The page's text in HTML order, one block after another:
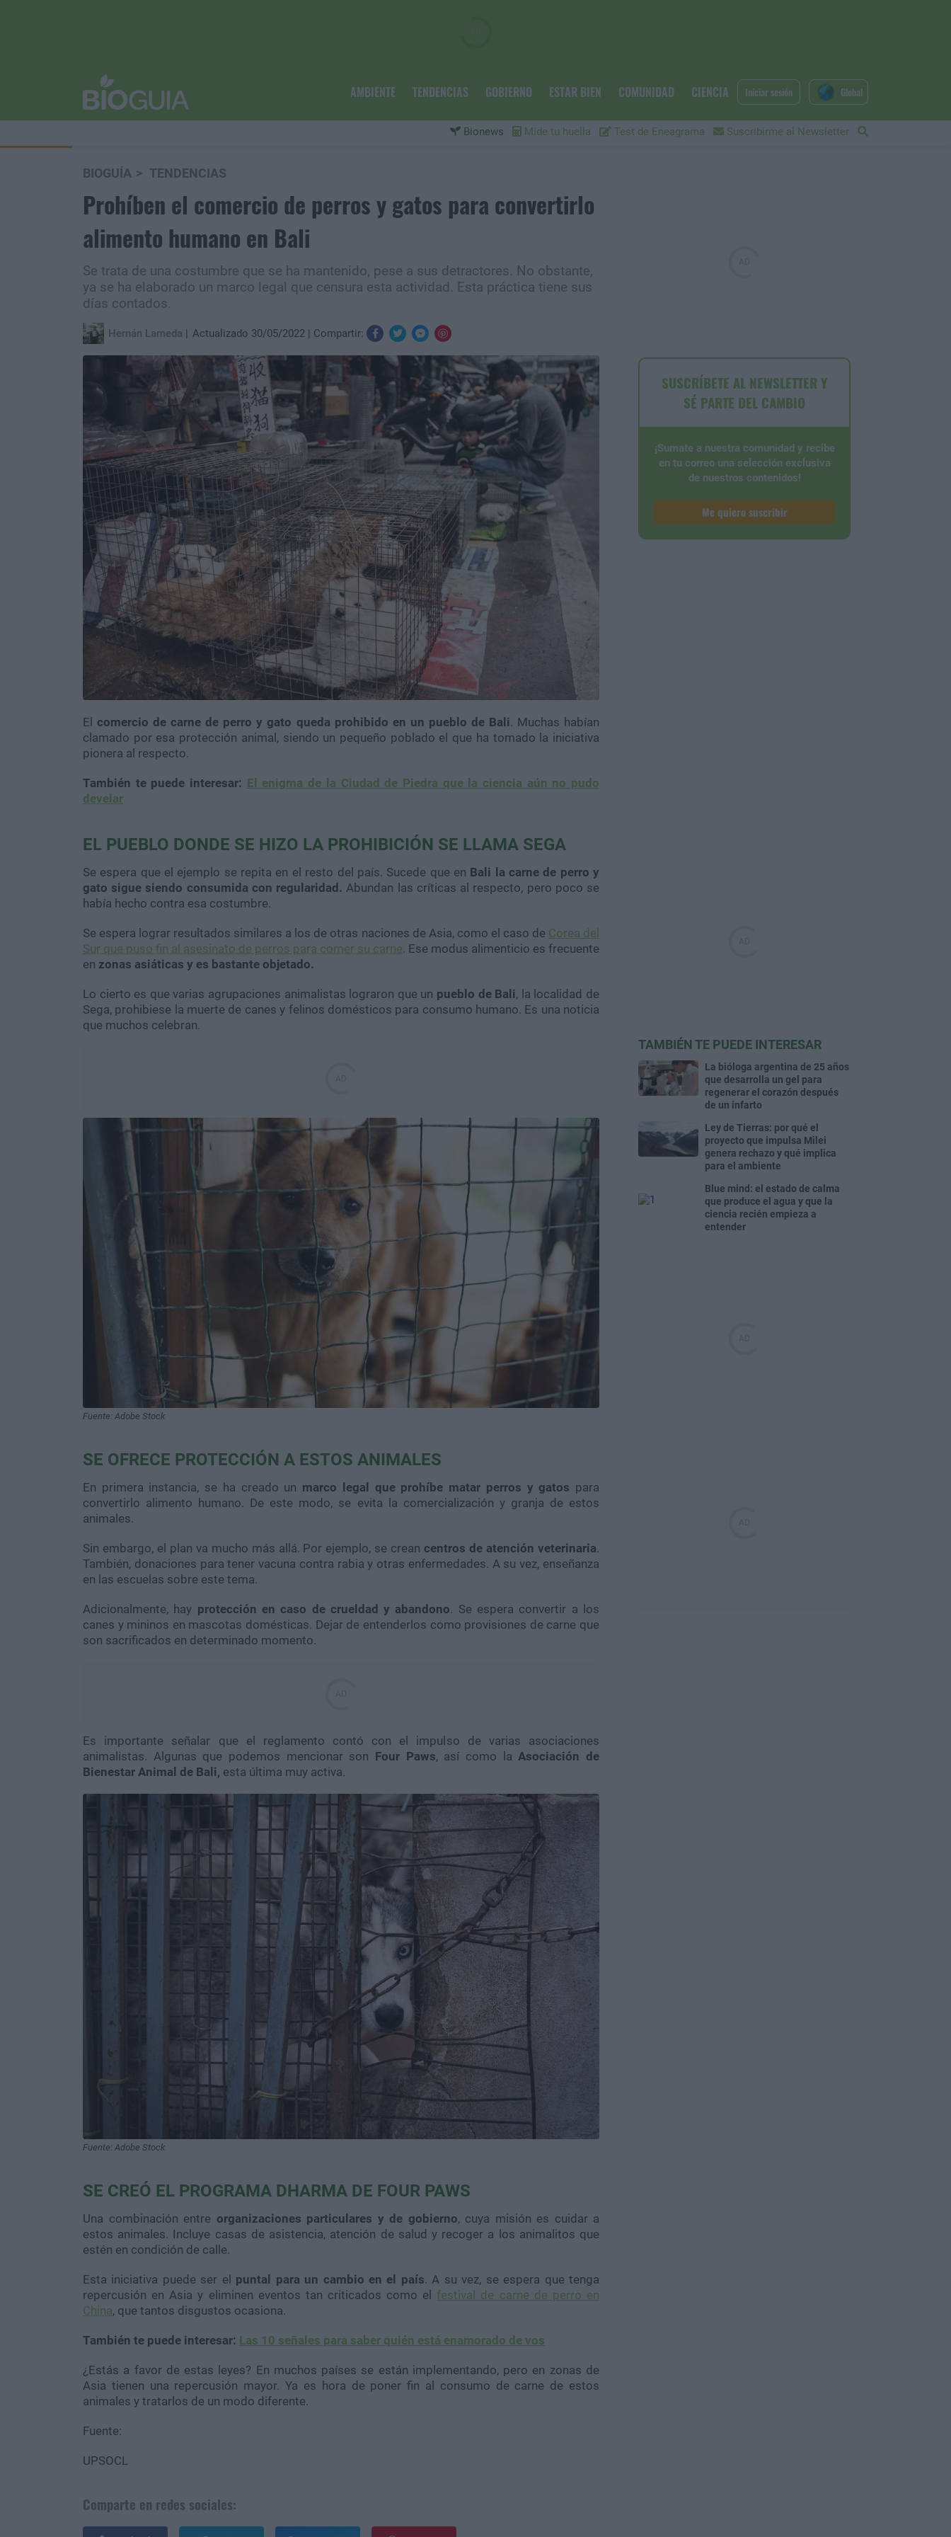
AMBIENTE TENDENCIAS GOBIERNO ESTAR BIEN COMUNIDAD CIENCIA
Bionews Mide tu huella Test de Eneagrama Suscribirme al Newsletter
Iniciar sesión Global
BIOGUÍA TENDENCIAS
Prohíben el comercio de perros y gatos para convertirlo
alimento humano en Bali
Se trata de una costumbre que se ha mantenido, pese a sus detractores. No obstante,
ya se ha elaborado un marco legal que censura esta actividad. Esta práctica tiene sus
días contados.
Hernán Lameda Actualizado 30/05/2022 Compartir:
El comercio de carne de perro y gato queda prohibido en un pueblo de Bali. Muchas habían
clamado por esa protección animal, siendo un pequeño poblado el que ha tomado la iniciativa
pionera al respecto.
También te puede interesar: El enigma de la Ciudad de Piedra que la ciencia aún no pudo
develar
EL PUEBLO DONDE SE HIZO LA PROHIBICIÓN SE LLAMA SEGA
Se espera que el ejemplo se repita en el resto del país. Sucede que en Bali la carne de perro y
gato sigue siendo consumida con regularidad. Abundan las críticas al respecto, pero poco se
había hecho contra esa costumbre.
Se espera lograr resultados similares a los de otras naciones de Asia, como el caso de Corea del
Sur que puso fin al asesinato de perros para comer su carne. Ese modus alimenticio es frecuente
en zonas asiáticas y es bastante objetado.
Lo cierto es que varias agrupaciones animalistas lograron que un pueblo de Bali, la localidad de
Sega, prohibiese la muerte de canes y felinos domésticos para consumo humano. Es una noticia
que muchos celebran.
Fuente: Adobe Stock
SE OFRECE PROTECCIÓN A ESTOS ANIMALES
En primera instancia, se ha creado un marco legal que prohíbe matar perros y gatos para
convertirlo alimento humano. De este modo, se evita la comercialización y granja de estos
animales.
Sin embargo, el plan va mucho más allá. Por ejemplo, se crean centros de atención veterinaria.
También, donaciones para tener vacuna contra rabia y otras enfermedades. A su vez, enseñanza
en las escuelas sobre este tema.
Adicionalmente, hay protección en caso de crueldad y abandono. Se espera convertir a los
canes y mininos en mascotas domésticas. Dejar de entenderlos como provisiones de carne que
son sacrificados en determinado momento.
Es importante señalar que el reglamento contó con el impulso de varias asociaciones
animalistas. Algunas que podemos mencionar son Four Paws, así como laAsociación de
Bienestar Animal de Bali, esta última muy activa.
Fuente: Adobe Stock
SE CREÓ EL PROGRAMA DHARMA DE FOUR PAWS
Una combinación entre organizaciones particulares y de gobierno, cuya misión es cuidar a
estos animales. Incluye casas de asistencia, atención de salud y recoger a los animalitos que
estén en condición de calle.
Esta iniciativa puede ser el puntal para un cambio en el país. A su vez, se espera que tenga
repercusión en Asia y eliminen eventos tan criticados como el festival de carne de perro en
China, que tantos disgustos ocasiona.
También te puede interesar: Las 10 señales para saber quién está enamorado de vos
¿Estás a favor de estas leyes? En muchos países se están implementando, pero en zonas de
Asia tienen una repercusión mayor. Ya es hora de poner fin al consumo de carne de estos
animales y tratarlos de un modo diferente.
Fuente:
UPSOCL
Comparte en redes sociales:
SUSCRÍBETE AL NEWSLETTER Y
SÉ PARTE DEL CAMBIO
¡Sumate a nuestra comunidad y recibe
en tu correo una selección exclusiva
de nuestros contenidos!
Me quiero suscribir
TAMBIÉN TE PUEDE INTERESAR
La bióloga argentina de 25 años
que desarrolla un gel para
regenerar el corazón después
de un infarto
Ley de Tierras: por qué el
proyecto que impulsa Milei
genera rechazo y qué implica
para el ambiente
Blue mind: el estado de calma
que produce el agua y que la
ciencia recién empieza a
entender